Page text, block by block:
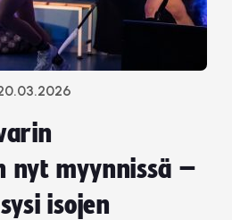
nyt myynnissä –
isojen